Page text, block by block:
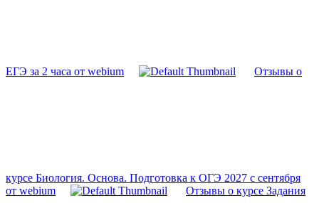
ЕГЭ за 2 часа от webium Отзывы о
курсе Биология. Основа. Подготовка к ОГЭ 2027 с сентября
от webium
Отзывы о курсе Задания